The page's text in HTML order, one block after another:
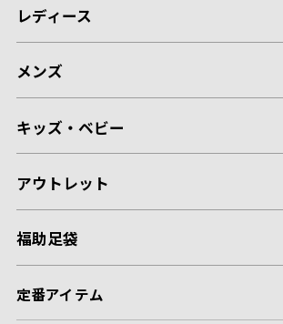
レディース
メンズ
キッズ・ベビー
アウトレット
福助足袋
定番アイテム